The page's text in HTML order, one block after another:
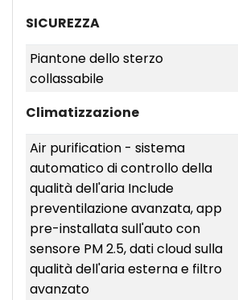
SICUREZZA
Piantone dello sterzo
collassabile
Climatizzazione
Air purification - sistema
automatico di controllo della
qualità dell'aria Include
preventilazione avanzata, app
pre-installata sull'auto con
sensore PM 2.5, dati cloud sulla
qualità dell'aria esterna e filtro
avanzato